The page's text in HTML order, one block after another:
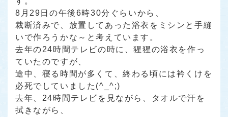
8月29日の午後6時30分ぐらいから、
裁断済みで、放置してあった浴衣をミシンと手縫
いで作ろうかな～と考えています。
去年の24時間テレビの時に、猩猩の浴衣を作っ
ていたのですが、
途中、寝る時間が多くて、終わる頃には衿くけを
必死でしていました(^_^;)
去年、24時間テレビを見ながら、タオルで汗を
拭きながら、